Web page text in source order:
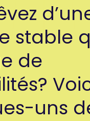
stable
de
uns